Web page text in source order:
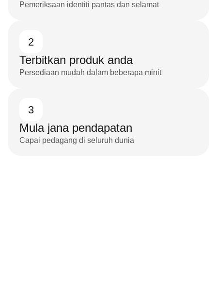
Pemeriksaan identiti pantas dan selamat
2
Terbitkan produk anda
Persediaan mudah dalam beberapa minit
3
Mula jana pendapatan
Capai pedagang di seluruh dunia